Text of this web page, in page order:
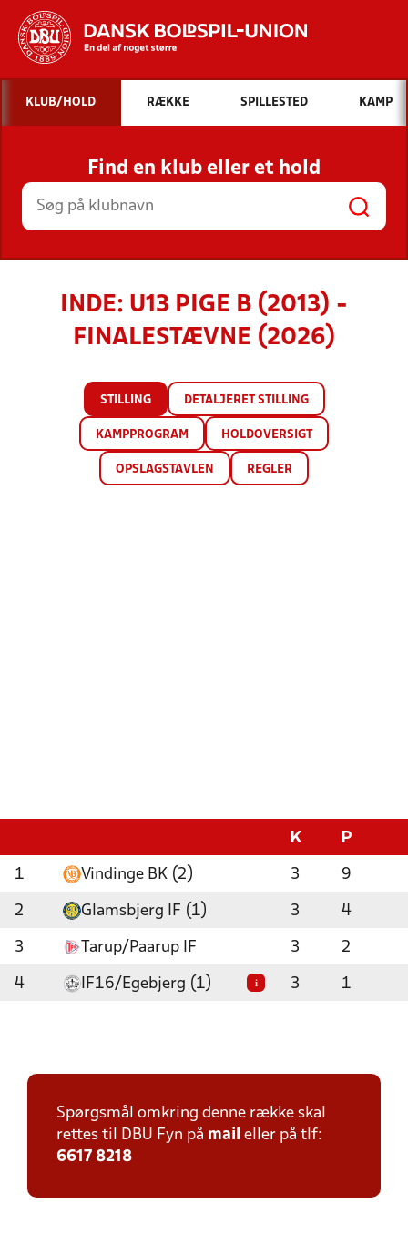
Hvad vil du søge efter?
INDHOLD OG NYHEDER
STILLINGER, RESULTATER, KLUBBER OG
HOLD
KLUB/HOLD RÆKKE SPILLESTED KAMP
Find en klub eller et hold
INDE: U13 PIGE B (2013) -
FINALESTÆVNE (2026)
STILLING DETALJERET STILLING
KAMPPROGRAM HOLDOVERSIGT
OPSLAGSTAVLEN REGLER
K P
1 Vindinge BK (2) 3 9
2 Glamsbjerg IF (1) 3 4
3 Tarup/Paarup IF 3 2
4 IF16/Egebjerg (1) i 3 1
Spørgsmål omkring denne række skal
rettes til DBU Fyn på mail eller på tlf:
6617 8218